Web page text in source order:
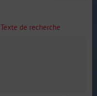
Texte de recherche